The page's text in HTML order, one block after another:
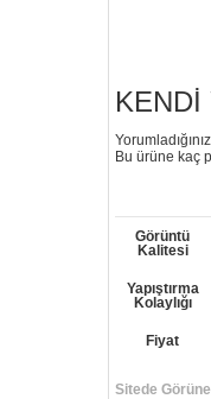
KENDI
Bu ürüne kaç
Görüntü
Kalitesi
Yapıştırma
Kolaylığı
Fiyat
Sitede